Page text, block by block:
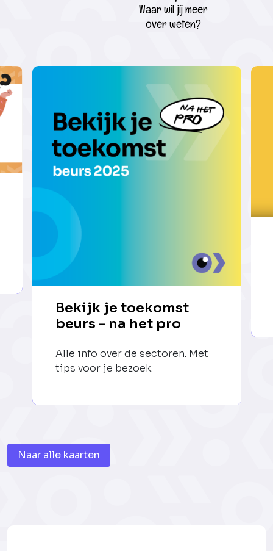
Waar wil jij meer
over weten?
Bekijk je toekomst
beurs - na het pro
Alle info over de sectoren. Met
tips voor je bezoek.
Naar alle kaarten